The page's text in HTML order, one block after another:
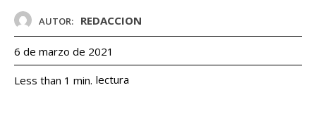
AUTOR: REDACCION
6 de marzo de 2021
Less than 1 min. lectura